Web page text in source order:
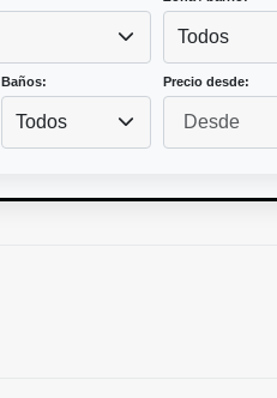
Todos
Baños:
Todos
Precio desde: